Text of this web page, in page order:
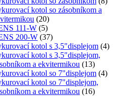
kotol so zásobníkom a
(20)
111-W (5)
200-W (37)
kotol s 3,5"displejom (4)
kotol s 3,5"displejom,
a ekvitermikou (13)
kotol so 7"displejom (4)
kotol so 7"displejom,
a ekvitermikou (16)